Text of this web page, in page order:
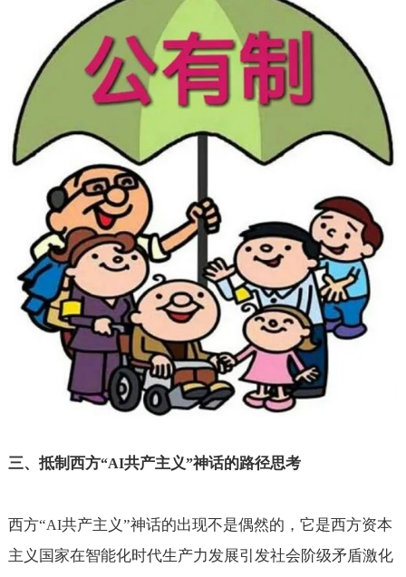
三、抵制西方“AI共产主义”神话的路径思考
西方“AI共产主义”神话的出现不是偶然的，它是西方资本
主义国家在智能化时代生产力发展引发社会阶级矛盾激化